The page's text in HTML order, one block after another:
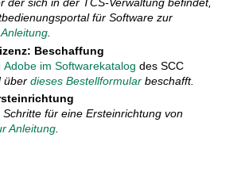
der sich in der TCS-Verwaltung befindet,
für Software zur
.
Beschaffung
Adobe im Softwarekatalog des SCC
über dieses Bestellformularbeschafft.
für eine Ersteinrichtung von
Anleitung.